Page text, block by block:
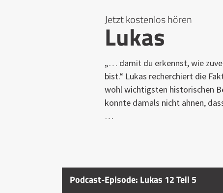
Jetzt kostenlos hören
Lukas
„… damit du erkennst, wie
bist.“ Lukas recherchiert die
wohl wichtigsten historischen
konnte damals nicht ahnen,
…
Podcast-Episode: Lukas 12 Teil 5